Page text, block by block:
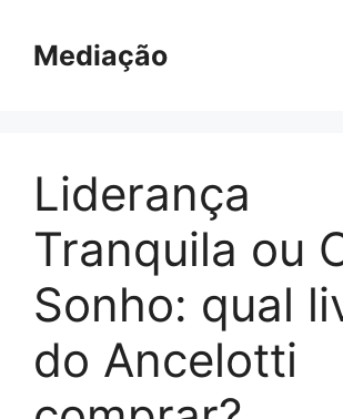
paraMediação
Liderança
Tranquila ou
Sonho: qual
do Ancelotti